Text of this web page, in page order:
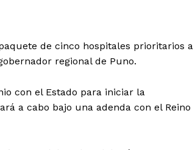
de cinco hospitales prioritarios a
regional de Puno.
con el Estado para iniciar la
a cabo bajo una adenda con el Reino